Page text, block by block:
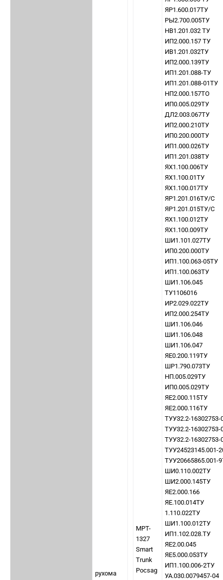
рухома
MPT-
1327
Smart
Trunk
Pocsag
ЯР1.600.017ТУ
РЫ2.700.005ТУ
НВ1.201.032 ТУ
ИП2.000.157 ТУ
ИВ1.201.032ТУ
ИП2.000.139ТУ
ИП1.201.088-ТУ
ИП1.201.088-01ТУ
НП2.000.157ТО
ИП0.005.029ТУ
ДЛ2.003.067ТУ
ИП2.000.210ТУ
ИП0.200.000ТУ
ИП1.000.026ТУ
ИП1.201.038ТУ
ЯХ1.100.006ТУ
ЯХ1.100.01ТУ
ЯХ1.100.017ТУ
ЯР1.201.016ТУ/С
ЯР1.201.015ТУ/С
ЯХ1.100.012ТУ
ЯХ1.100.009ТУ
ШИ1.101.027ТУ
ИП0.200.000ТУ
ИП1.100.063-05ТУ
ИП1.100.063ТУ
ШИ1.106.045
ТУ1106016
ИР2.029.022ТУ
ИП2.000.254ТУ
ШИ1.106.046
ШИ1.106.048
ШИ1.106.047
ЯЕ0.200.119ТУ
ШР1.790.073ТУ
НП.005.029ТУ
ИП0.005.029ТУ
ЯЕ2.000.115ТУ
ЯЕ2.000.116ТУ
ТУУ32.2-16302753-
ТУУ32.2-16302753-
ТУУ32.2-16302753-
ТУУ24523145.001-
ТУУ20665865.001-
ШИ0.110.002ТУ
ШИ2.000.145ТУ
ЯЕ2.000.166
ЯЕ.100.014ТУ
1.110.022ТУ
ШИ1.100.012ТУ
ИП1.102.028.ТУ
ЯЕ2.00.045
ЯЕ5.000.053ТУ
ИП1.100.006-2ТУ
УА.030.0079457-04